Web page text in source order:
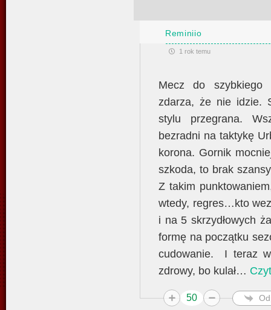
Reminiio
1 rok temu
Mecz do szybkiego
zdarza, że nie idzie.
stylu przegrana.
bezradni na taktykę
korona. Gornik
szkoda, to brak
Z takim
wtedy, regres…kto
i na 5 skrzydłowych
formę na początku
cudowanie. I teraz
zdrowy, bo kulał…
50